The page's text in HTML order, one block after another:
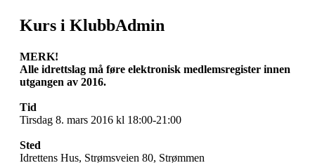
Kurs i KlubbAdmin
MERK!
Alle idrettslag må føre elektronisk medlemsregister innen
utgangen av 2016.
Tid
Tirsdag 8. mars 2016 kl 18:00-21:00
Sted
Idrettens Hus, Strømsveien 80, Strømmen